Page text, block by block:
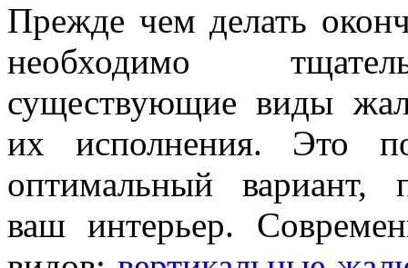
Прежде чем делать
необходимо
существующие виды
их исполнения. Это
оптимальный вариант,
ваш интерьер.